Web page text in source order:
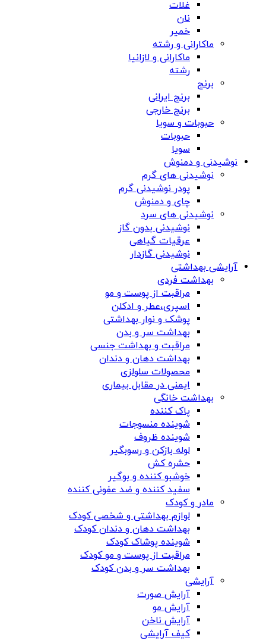
غلات
نان
خمیر
ماکارانی و رشته
ماکارانی و لازانیا
رشته
برنج
برنج ایرانی
برنج خارجی
حبوبات و سویا
حبوبات
سویا
نوشیدنی و دمنوش
نوشیدنی های گرم
پودر نوشیدنی گرم
چای و دمنوش
نوشیدنی های سرد
نوشیدنی بدون گاز
عرقیات گیاهی
نوشیدنی گازدار
آرایشی بهداشتی
بهداشت فردی
مراقبت از پوست و مو
اسپری،عطر و ادکلن
پوشک و نوار بهداشتی
بهداشت سر و بدن
مراقبت و بهداشت جنسی
بهداشت دهان و دندان
محصولات سلولزی
ایمنی در مقابل بیماری
بهداشت خانگی
پاک کننده
شوینده منسوجات
شوینده ظروف
لوله بازکن و رسوبگیر
حشره کش
خوشبو کننده و بوگیر
سفید کننده و ضد عفونی کننده
مادر و کودک
لوازم بهداشتی و شخصی کودک
بهداشت دهان و دندان کودک
شوینده پوشاک کودک
مراقبت از پوست و مو کودک
بهداشت سر و بدن کودک
آرایشی
آرایش صورت
آرایش مو
آرایش ناخن
کیف آرایشی